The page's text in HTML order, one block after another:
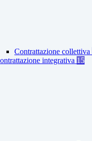
Contrattazione collettiva
integrativa 15